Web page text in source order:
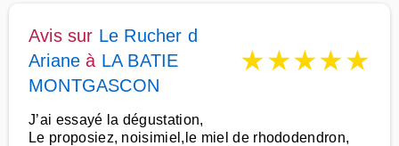
Avis sur Le Rucher d
Ariane à LA BATIE
MONTGASCON
★★★★★
J’ai essayé la dégustation,
Le proposiez, noisimiel,le miel de rhododendron,